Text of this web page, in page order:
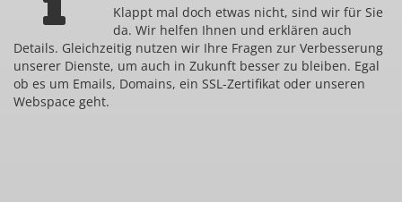
Klappt mal doch etwas nicht, sind wir für Sie
da. Wir helfen Ihnen und erklären auch
Details. Gleichzeitig nutzen wir Ihre Fragen zur Verbesserung
unserer Dienste, um auch in Zukunft besser zu bleiben. Egal
ob es um Emails, Domains, ein SSL-Zertifikat oder unseren
Webspace geht.